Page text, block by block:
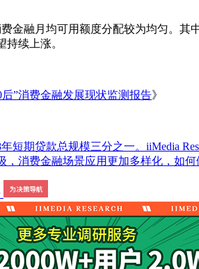
融月均可用额度分配较为均匀。其
续上涨。
后”消费金融发展现状监测报告》
短期贷款总规模三分之一。iiMedia
消费金融场景应用更加多样化，如